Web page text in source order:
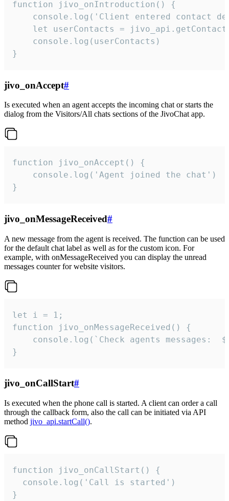
function jivo_onIntroduction() {
console.log('Client entered contact
let userContacts =
    console.log(userContacts)
}
jivo_onAccept#
Is executed when an agent accepts the incoming chat or starts the
dialog from the Visitors/All chats sections of the JivoChat app.
function jivo_onAccept() {
}
jivo_onMessageReceived#
A new message from the agent is received. The function can be used
for the default chat label as well as for the custom icon. For
example, with onMessageReceived you can display the unread
messages counter for website visitors.
let i = 1;
function jivo_onMessageReceived() {
}
jivo_onCallStart#
Is executed when the phone call is started. A client can order a call
through the callback form, also the call can be initiated via API
method jivo_api.startCall().
function jivo_onCallStart() {
  console.log('Call is started')
}